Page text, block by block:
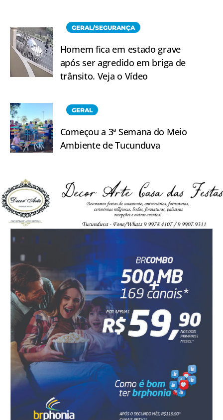
GERAL/SEGURANÇA
Homem fica em estado grave
após ser agredido em briga de
trânsito. Veja o Vídeo
GERAL
Começou a 3ª Semana do Meio
Ambiente de Tucunduva